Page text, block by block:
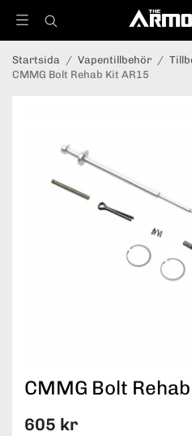
Startsida / Vapentillbehör /
CMMG Bolt Rehab Kit AR15
CMMG Bolt
605 kr